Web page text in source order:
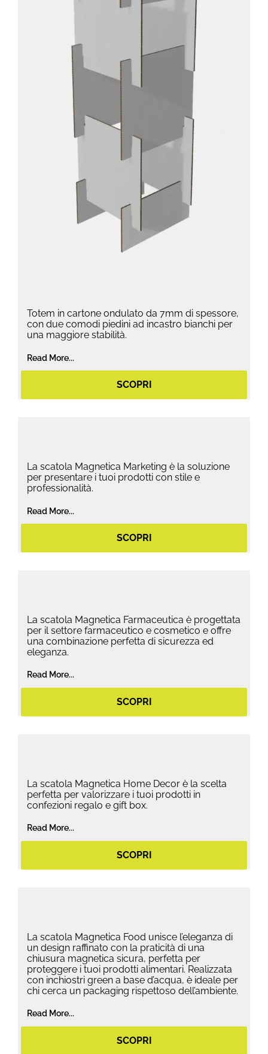
Totem in cartone ondulato da 7mm di spessore,
con due comodi piedini ad incastro bianchi per
una maggiore stabilità.
Read More...
SCOPRI
La scatola Magnetica Marketing è la soluzione
per presentare i tuoi prodotti con stile e
professionalità.
Read More...
SCOPRI
La scatola Magnetica Farmaceutica è progettata
per il settore farmaceutico e cosmetico e offre
una combinazione perfetta di sicurezza ed
eleganza.
Read More...
SCOPRI
La scatola Magnetica Home Decor è la scelta
perfetta per valorizzare i tuoi prodotti in
confezioni regalo e gift box.
Read More...
SCOPRI
La scatola Magnetica Food unisce l’eleganza di
un design raffinato con la praticità di una
chiusura magnetica sicura, perfetta per
proteggere i tuoi prodotti alimentari. Realizzata
con inchiostri green a base d’acqua, è ideale per
chi cerca un packaging rispettoso dell’ambiente.
Read More...
SCOPRI